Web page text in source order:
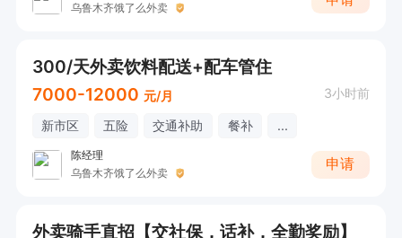
乌鲁木齐饿了么外卖
300/天外卖饮料配送+配车管住
7000-12000 元/月 3小时前
新市区 五险 交通补助 餐补 ...
陈经理
乌鲁木齐饿了么外卖
申请
外卖骑手直招【交社保，话补，全勤奖励】